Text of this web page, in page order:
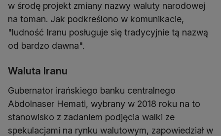
w środę projekt zmiany nazwy waluty narodowej
na toman. Jak podkreślono w komunikacie,
"ludność Iranu posługuje się tradycyjnie tą nazwą
od bardzo dawna".
Waluta Iranu
Gubernator irańskiego banku centralnego
Abdolnaser Hemati, wybrany w 2018 roku na to
stanowisko z zadaniem podjęcia walki ze
spekulacjami na rynku walutowym, zapowiedział w